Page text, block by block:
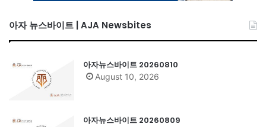
아자 뉴스바이트 | AJA Newsbites
아자뉴스바이트 20260810
August 10, 2026
아자뉴스바이트 20260809